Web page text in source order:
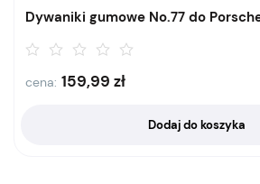
Dywaniki gumowe No.77 do
cena: 159,99 zł
Dodaj do koszyka